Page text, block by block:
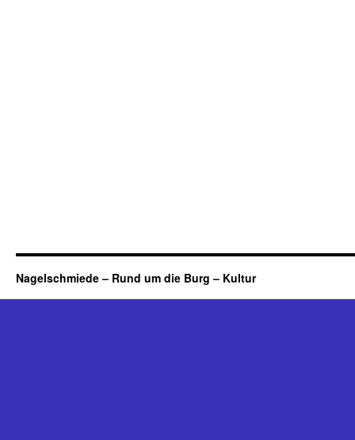
Nagelschmiede – Rund um die Burg – Kultur